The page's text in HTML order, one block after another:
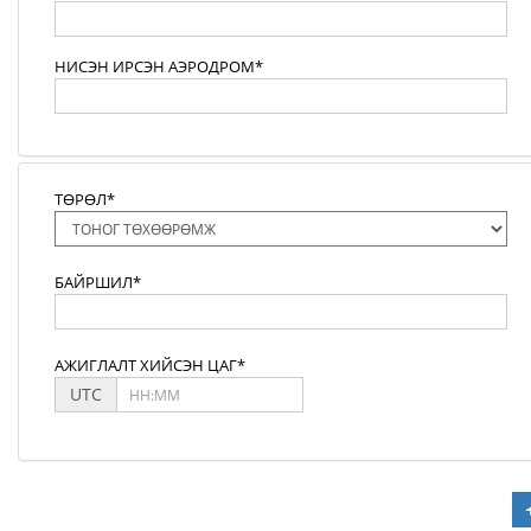
НИСЭН ИРСЭН АЭРОДРОМ*
ТӨРӨЛ*
БАЙРШИЛ*
АЖИГЛАЛТ ХИЙСЭН ЦАГ*
UTC